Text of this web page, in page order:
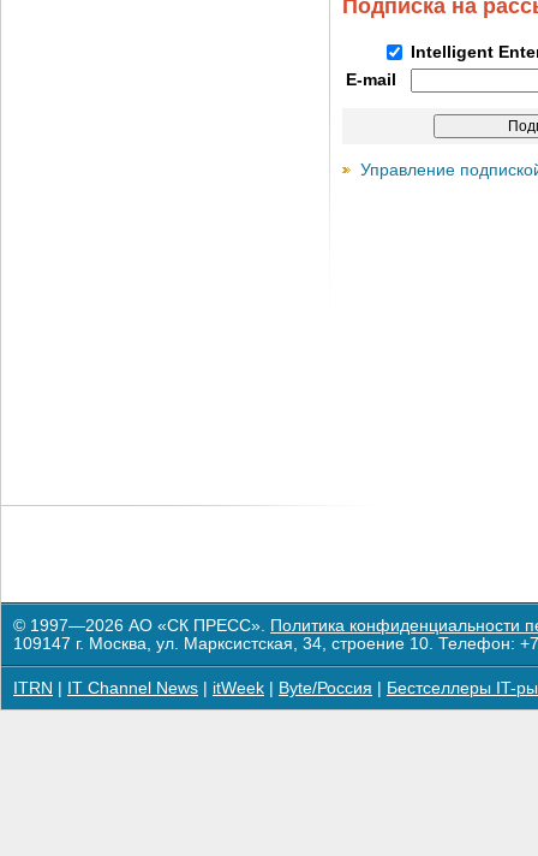
Подписка на
Intelligent
E-mail
Управление
© 1997—2026 АО «СК ПРЕСС». Политика конфиденциальности
109147 г. Москва, ул. Марксистская, 34, строение 10. Телефон:
ITRN IT Channel News itWeek Byte/Россия Бестселлеры IT-